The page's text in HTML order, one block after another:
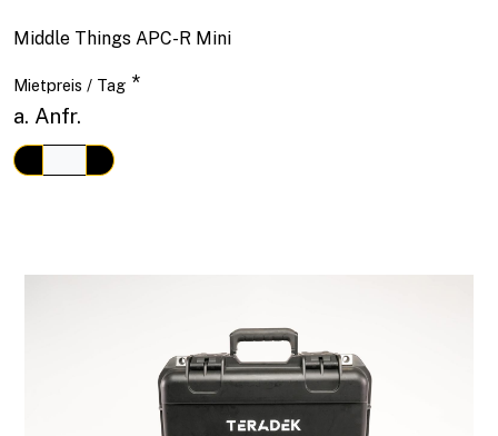
Middle Things APC-R Mini
Mietpreis / Tag *
a. Anfr.